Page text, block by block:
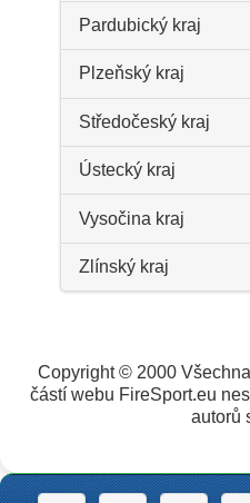
Pardubický kraj
Plzeňský kraj
Středočeský kraj
Ústecký kraj
Vysočina kraj
Zlínský kraj
Copyright © 2000
částí webu FireSport.eu
autorů